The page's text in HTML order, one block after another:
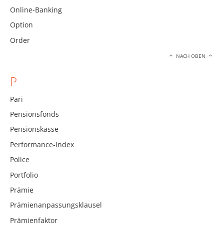
Online-Banking
Option
Order
NACH OBEN
P
Pari
Pensionsfonds
Pensionskasse
Performance-Index
Police
Portfolio
Prämie
Prämienanpassungsklausel
Prämienfaktor